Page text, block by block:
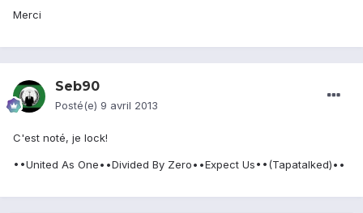
Merci
Seb90
Posté(e) 9 avril 2013
C'est noté, je lock!
••United As One••Divided By Zero••Expect Us••(Tapatalked)••